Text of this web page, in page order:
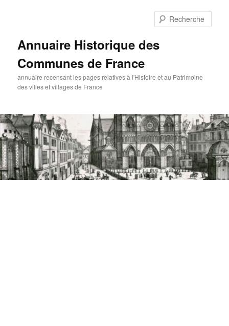
Annuaire Historique des
Communes de France
annuaire recensant les pages relatives à l'Histoire et au Patrimoine
des villes et villages de France